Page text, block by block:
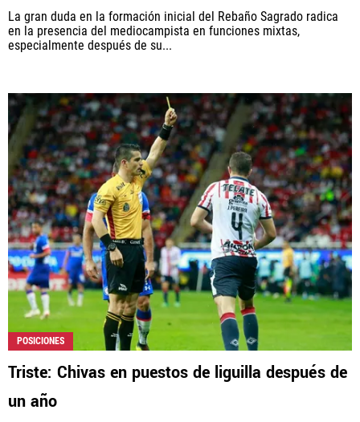
La gran duda en la formación inicial del Rebaño Sagrado radica
en la presencia del mediocampista en funciones mixtas,
especialmente después de su...
POSICIONES
Triste: Chivas en puestos de liguilla después de
un año